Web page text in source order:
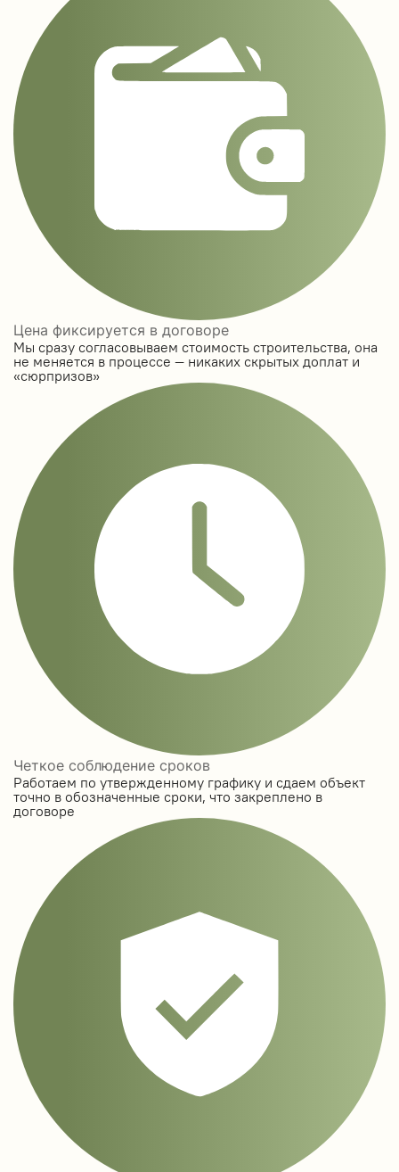
Цена фиксируется в договоре
Мы сразу согласовываем стоимость строительства, она
не меняется в процессе — никаких скрытых доплат и
«сюрпризов»
Четкое соблюдение сроков
Работаем по утвержденному графику и сдаем объект
точно в обозначенные сроки, что закреплено в
договоре